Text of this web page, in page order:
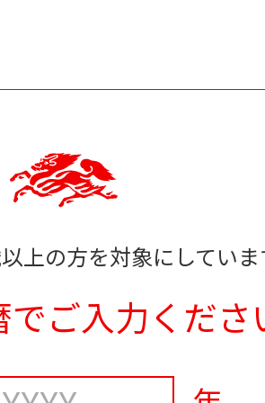
上の方を対象にしていま
ご入力くださ